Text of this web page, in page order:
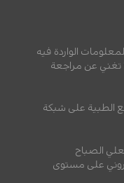
الواردة فيه
عن مراجعة
الطبية على شبكة
الصباح
على مستوى